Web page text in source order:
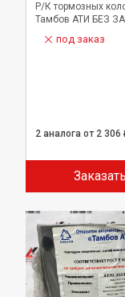
Р/К тормозных
Тамбов АТИ БЕЗ
под заказ
2 аналога от 2 306
Заказать